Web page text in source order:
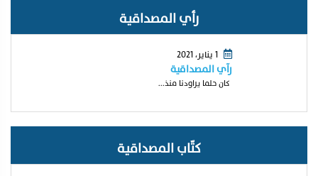
رأي المصداقية
1 يناير، 2021
رآي المصداقية
كان حلما يراودنا منذ...
كتّاب المصداقية